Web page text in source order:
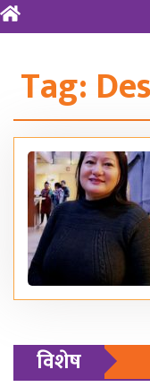
Tag:
विशेष